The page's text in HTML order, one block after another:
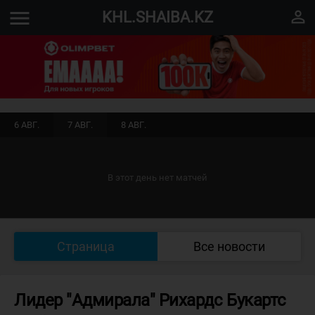
menu KHL.SHAIBA.KZ perm_identity
6 АВГ. 7 АВГ. 8 АВГ.
В этот день нет матчей
Страница Все новости
Лидер "Адмирала" Рихардс Букартс